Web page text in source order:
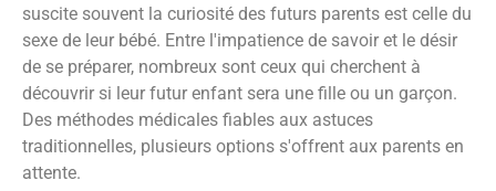
suscite souvent la curiosité des futurs parents est celle du
sexe de leur bébé. Entre l'impatience de savoir et le désir
de se préparer, nombreux sont ceux qui cherchent à
découvrir si leur futur enfant sera une fille ou un garçon.
Des méthodes médicales fiables aux astuces
traditionnelles, plusieurs options s'offrent aux parents en
attente.